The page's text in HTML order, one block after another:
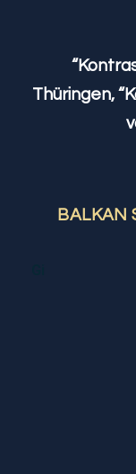
Thüringen,
BALKAN